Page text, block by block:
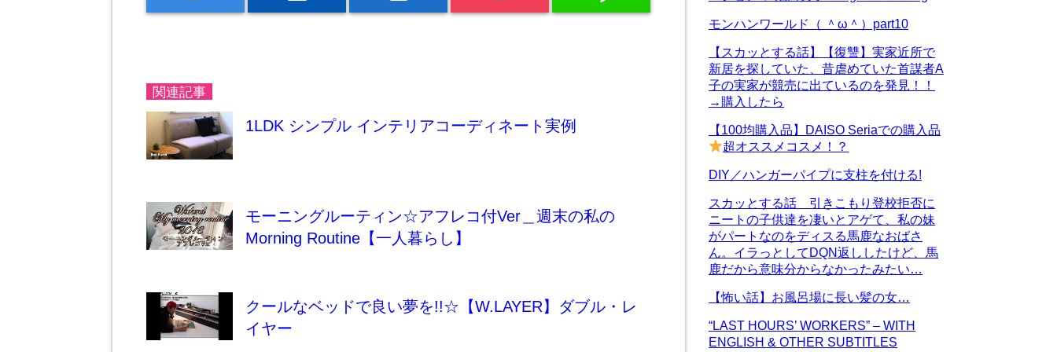
関連記事
1LDK シンプル インテリアコーディネート実例
モーニングルーティン☆アフレコ付Ver＿週末の私の
Morning Routine【一人暮らし】
クールなベッドで良い夢を!!☆【W.LAYER】ダブル・レ
イヤー
モンハンワールド（ ＾ω＾）part10
【スカッとする話】【復讐】実家近所で
新居を探していた、昔虐めていた首謀者A
子の実家が競売に出ているのを発見！！
→購入したら
【100均購入品】DAISO Seriaでの購入品
超オススメコスメ！？
DIY／ハンガーパイプに支柱を付ける!
スカッとする話 引きこもり登校拒否に
ニートの子供達を凄いとアゲて、私の妹
がパートなのをディスる馬鹿なおばさ
ん。イラっとしてDQN返ししたけど、馬
鹿だから意味分からなかったみたい…
【怖い話】お風呂場に長い髪の女…
“LAST HOURS’ WORKERS” – WITH
ENGLISH & OTHER SUBTITLES